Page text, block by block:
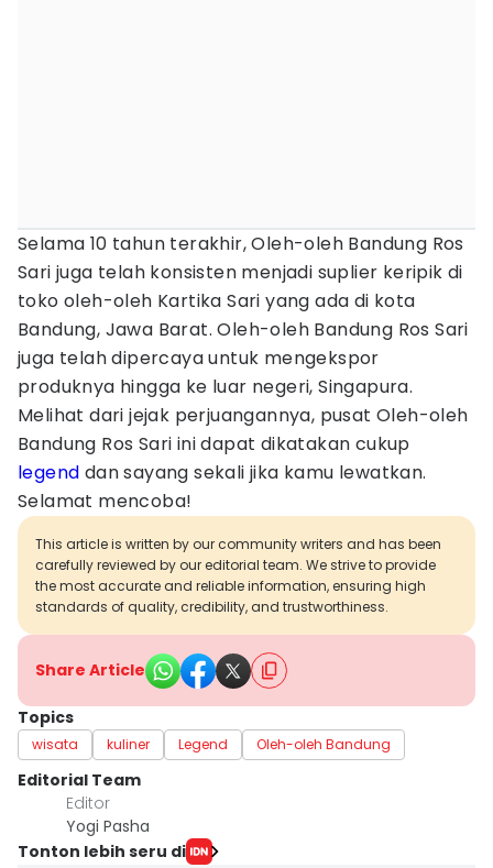
Selama 10 tahun terakhir, Oleh-oleh Bandung Ros
Sari juga telah konsisten menjadi suplier keripik di
toko oleh-oleh Kartika Sari yang ada di kota
Bandung, Jawa Barat. Oleh-oleh Bandung Ros Sari
juga telah dipercaya untuk mengekspor
produknya hingga ke luar negeri, Singapura.
Melihat dari jejak perjuangannya, pusat Oleh-oleh
Bandung Ros Sari ini dapat dikatakan cukup
legend dan sayang sekali jika kamu lewatkan.
Selamat mencoba!
This article is written by our community writers and has been
carefully reviewed by our editorial team. We strive to provide
the most accurate and reliable information, ensuring high
standards of quality, credibility, and trustworthiness.
Share Article
Topics
wisata kuliner Legend Oleh-oleh Bandung
Editorial Team
Editor
Yogi Pasha
Tonton lebih seru di